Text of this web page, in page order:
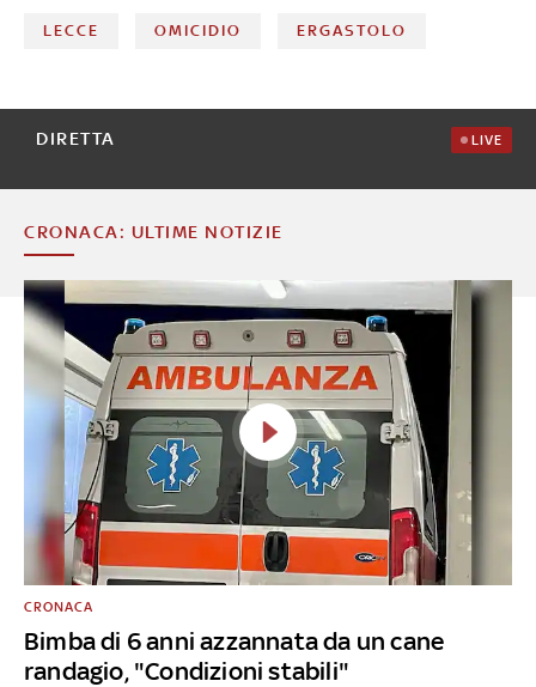
LECCE OMICIDIO ERGASTOLO
DIRETTA LIVE
CRONACA: ULTIME NOTIZIE
Bimba di 6 anni azzannata da un cane
randagio, "Condizioni stabili"
CRONACA